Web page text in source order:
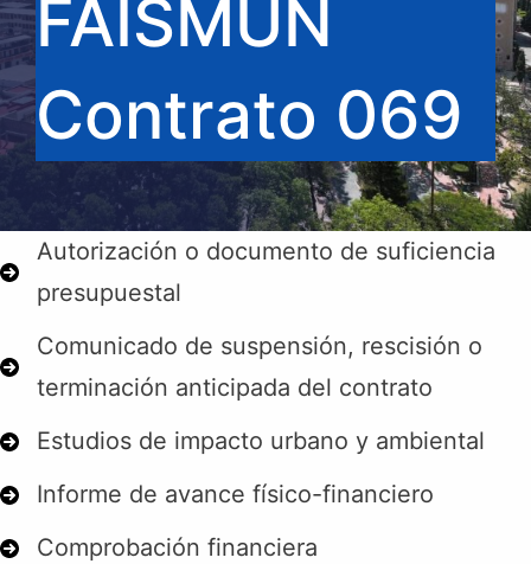
FAISMUN
Contrato 069
Autorización o documento de suficiencia
presupuestal
Comunicado de suspensión, rescisión o
terminación anticipada del contrato
Estudios de impacto urbano y ambiental
Informe de avance físico-financiero
Comprobación financiera